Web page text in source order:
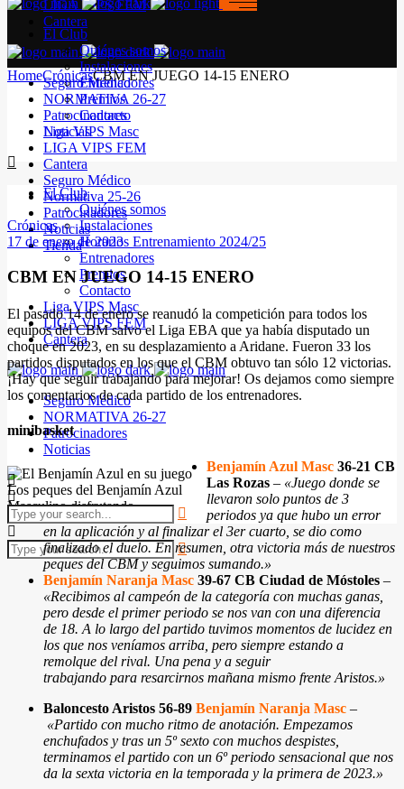
LIGA VIPS FEM
Cantera
Seguro Médico
NORMATIVA 26-27
Patrocinadores
Noticias
El Club
Quiénes somos
Instalaciones
Horarios Entrenamiento 2024/25
Entrenadores
Premios
Contacto
Liga VIPS Masc
LIGA VIPS FEM
Cantera
Seguro Médico
NORMATIVA 26-27
Patrocinadores
Noticias
El Club
Quiénes somos
Instalaciones
Entrenadores
Premios
Contacto
Liga VIPS Masc
LIGA VIPS FEM
Cantera
Seguro Médico
Normativa 25-26
Patrocinadores
Noticias
Tienda
HomeCrónicasCBM EN JUEGO 14-15 ENERO
Crónicas
17 de enero de 2023
CBM EN JUEGO 14-15 ENERO
El pasado 14 de enero se reanudó la competición para todos los
equipos del CBM salvo el Liga EBA que ya había disputado un
choque en 2023, en su desplazamiento a Aridane. Fueron 33 los
partidos disputados en los que el CBM obtuvo tan sólo 12 victorias.
¡Hay que seguir trabajando para mejorar! Os dejamos como siempre
los comentarios de cada partido de los entrenadores.
minibasket
Los peques del Benjamín Azul
Masculino disfrutando
Benjamín Azul Masc 36-21 CB
Las Rozas – «Juego donde se
llevaron solo puntos de 3
periodos ya que hubo un error
en la aplicación y al finalizar el 3er cuarto, se dio como
finalizado el duelo. En resumen, otra victoria más de nuestros
peques del CBM y seguimos sumando.»
Benjamín Naranja Masc 39-67 CB Ciudad de Móstoles –
«Recibimos al campeón de la categoría con muchas ganas,
pero desde el primer periodo se nos van con una diferencia
de 18. A lo largo del partido tuvimos momentos de lucidez en
los que nos veníamos arriba, pero siempre estando a
remolque del rival. Una pena y a seguir
trabajando para resarcirnos mañana mismo frente Aristos.»
Baloncesto Aristos 56-89 Benjamín Naranja Masc –
«Partido con mucho ritmo de anotación. Empezamos
enchufados y tras un 5º sexto con muchos despistes,
terminamos el partido con un 6º periodo sensacional que nos
da la sexta victoria en la temporada y la primera de 2023.»